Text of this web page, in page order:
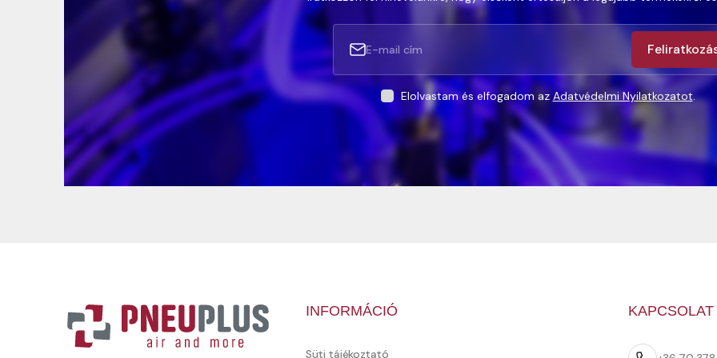
Elolvastam és elfogadom azAdatvédelmi Nyilatkozatot.
INFORMÁCIÓ
Süti tájékoztató
KAPCSOLAT